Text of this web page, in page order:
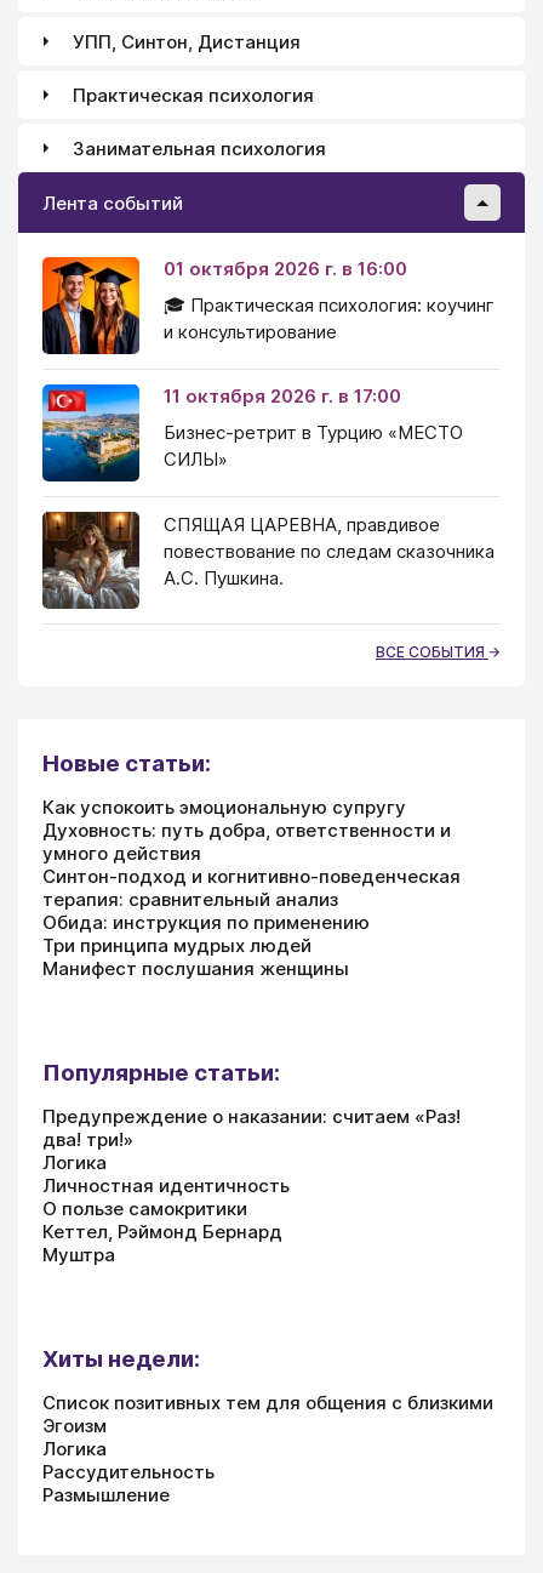
УПП, Синтон, Дистанция
Практическая психология
Занимательная психология
Лента событий
01 октября 2026 г. в 16:00
🎓 Практическая психология: коучинг
и консультирование
11 октября 2026 г. в 17:00
Бизнес-ретрит в Турцию «МЕСТО
СИЛЫ»
СПЯЩАЯ ЦАРЕВНА, правдивое
повествование по следам сказочника
А.С. Пушкина.
ВСЕ СОБЫТИЯ
Новые статьи:
Как успокоить эмоциональную супругу
Духовность: путь добра, ответственности и
умного действия
Синтон-подход и когнитивно-поведенческая
терапия: сравнительный анализ
Обида: инструкция по применению
Три принципа мудрых людей
Манифест послушания женщины
Популярные статьи:
Предупреждение о наказании: считаем «Раз!
два! три!»
Логика
Личностная идентичность
О пользе самокритики
Кеттел, Рэймонд Бернард
Муштра
Хиты недели:
Список позитивных тем для общения с близкими
Эгоизм
Логика
Рассудительность
Размышление